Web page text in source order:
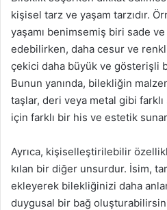
kişisel tarz ve yaşam tarzıdır.
yaşamı benimsemiş biri sade
edebilirken, daha cesur ve
çekici daha büyük ve gösterişli
Bunun yanında, bilekliğin
taşlar, deri veya metal gibi farklı
için farklı bir his ve estetik
Ayrıca, kişiselleştirilebilir
kılan bir diğer unsurdur. İsim,
ekleyerek bilekliğinizi daha
duygusal bir bağ